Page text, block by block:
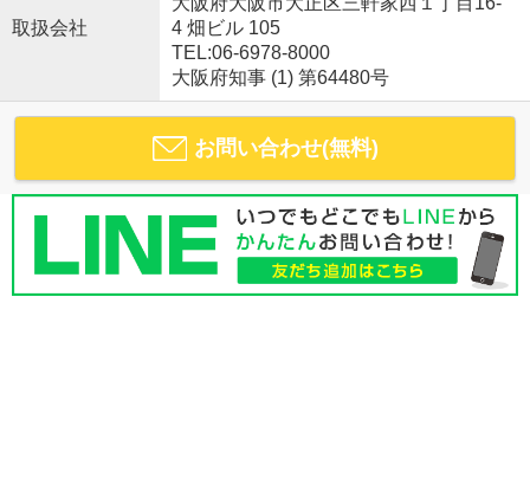
取扱会社
4 畑ビル 105
TEL:06-6978-8000
大阪府知事 (1) 第64480号
お問い合わせ(無料)